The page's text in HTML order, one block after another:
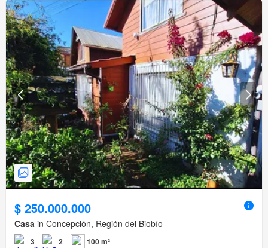
$ 250.000.000
Casa in Concepción, Región del Biobío
3 2
100 m²